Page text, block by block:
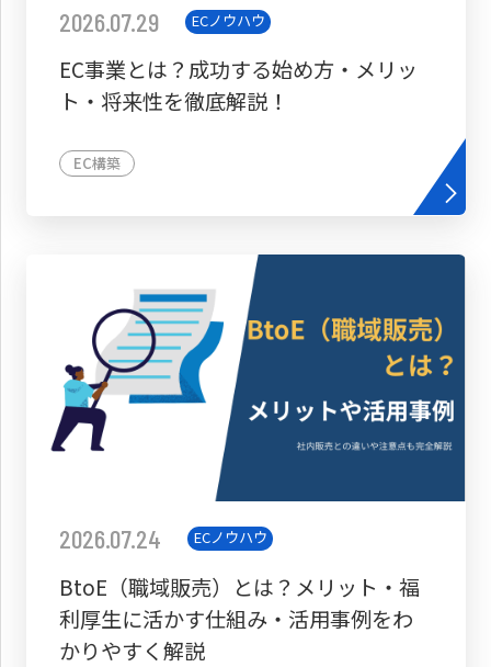
2026.07.29 ECノウハウ
EC事業とは？成功する始め方・メリッ
ト・将来性を徹底解説！
EC構築
2026.07.24 ECノウハウ
BtoE（職域販売）とは？メリット・福
利厚生に活かす仕組み・活用事例をわ
かりやすく解説